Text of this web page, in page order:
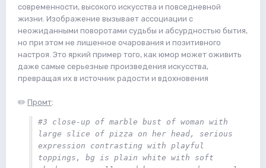
современности, высокого искусства и повседневной
жизни. Изображение вызывает ассоциации с
неожиданными поворотами судьбы и абсурдностью бытия,
но при этом не лишенное очарования и позитивного
настроя. Это яркий пример того, как юмор может оживить
даже самые серьезные произведения искусства,
превращая их в источник радости и вдохновения
✏️ Промт:
#3 close-up of marble bust of woman with
large slice of pizza on her head, serious
expression contrasting with playful
toppings, bg is plain white with soft